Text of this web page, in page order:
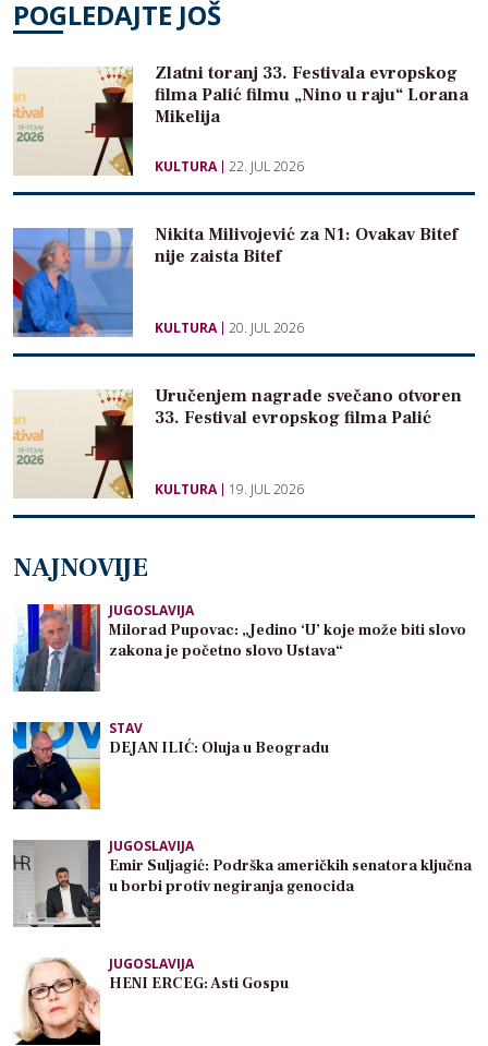
POGLEDAJTE JOŠ
Zlatni toranj 33. Festivala evropskog
filma Palić filmu „Nino u raju“ Lorana
Mikelija
KULTURA 22. JUL 2026
Nikita Milivojević za N1: Ovakav Bitef
nije zaista Bitef
KULTURA 20. JUL 2026
Uručenjem nagrade svečano otvoren
33. Festival evropskog filma Palić
KULTURA 19. JUL 2026
NAJNOVIJE
JUGOSLAVIJA
Milorad Pupovac: „Jedino ‘U’ koje može biti slovo
zakona je početno slovo Ustava“
STAV
DEJAN ILIĆ: Oluja u Beogradu
JUGOSLAVIJA
Emir Suljagić: Podrška američkih senatora ključna
u borbi protiv negiranja genocida
JUGOSLAVIJA
HENI ERCEG: Asti Gospu